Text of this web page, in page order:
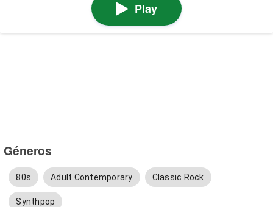
Play
Géneros
80s Adult Contemporary Classic Rock
Synthpop